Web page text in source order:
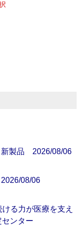
新製品 2026/08/06
08/06
る力が医療を支え
ンター